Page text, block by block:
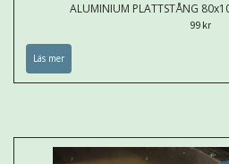
ALUMINIUM PLATTSTÅNG
99 kr
Läs mer